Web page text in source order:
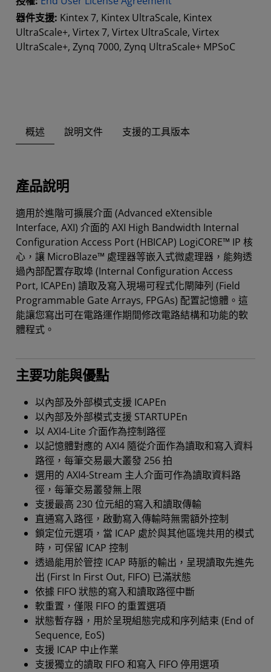
器件支援: Kintex 7, Kintex UltraScale, Kintex
UltraScale+, Virtex 7, Virtex UltraScale, Virtex
UltraScale+, Zynq 7000, Zynq UltraScale+ MPSoC
概述 說明文件 支援的工具版本
產品說明
適用於進階可擴展介面 (Advanced eXtensible
Interface, AXI) 介面的 AXI High Bandwidth Internal
Configuration Access Port (HBICAP) LogiCORE™ IP 核
心，讓 MicroBlaze™ 處理器等嵌入式微處理器，能夠透
過內部配置存取埠 (Internal Configuration Access
Port, ICAPEn) 讀取及寫入現場可程式化閘陣列 (Field
Programmable Gate Arrays, FPGAs) 配置記憶體。這
能讓您寫出可在電路運作期間修改電路結構和功能的軟
體程式。
主要功能與優點
以內部及外部模式支援 ICAPEn
以內部及外部模式支援 STARTUPEn
以 AXI4-Lite 介面作為控制路徑
以記憶體對應的 AXI4 隨從介面作為讀取和寫入資料
路徑，每筆交易最大叢發 256 拍
選用的 AXI4-Stream 主人介面可作為讀取資料路
徑，每筆交易叢發無上限
支援最高 230 位元組的寫入和讀取傳輸
直通寫入路徑，啟動寫入傳輸時無需額外控制
鎖定位元選項，當 ICAP 處於與其他區塊共用的模式
時，可保留 ICAP 控制
透過能用於管控 ICAP 時脈的輸出，呈現讀取先進先
出 (First In First Out, FIFO) 已滿狀態
依據 FIFO 狀態的寫入和讀取路徑中斷
軟重置，僅限 FIFO 的重置選項
狀態暫存器，用於呈現組態完成和序列結束 (End of
Sequence, EoS)
支援 ICAP 中止作業
支援獨立的讀取 FIFO 和寫入 FIFO 停用選項